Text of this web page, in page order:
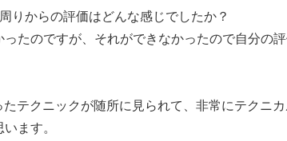
りからの評価はどんな感じでしたか？
たのですが、それができなかったので自分の
テクニックが随所に見られて、非常にテクニ
ます。